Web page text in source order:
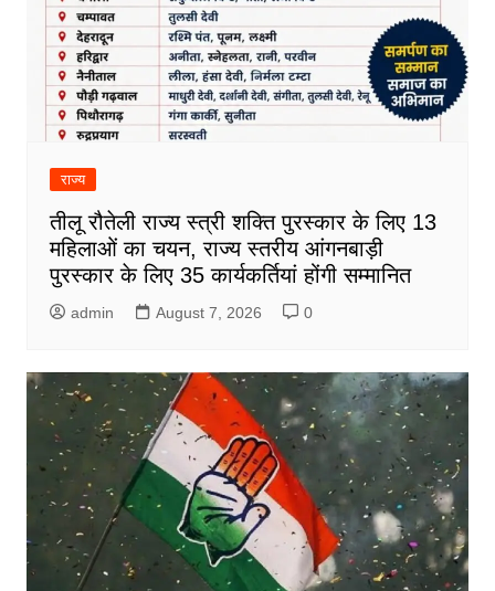
राज्य
तीलू रौतेली राज्य स्त्री शक्ति पुरस्कार के लिए 13
महिलाओं का चयन, राज्य स्तरीय आंगनबाड़ी
पुरस्कार के लिए 35 कार्यकर्तियां होंगी सम्मानित
admin August 7, 2026 0